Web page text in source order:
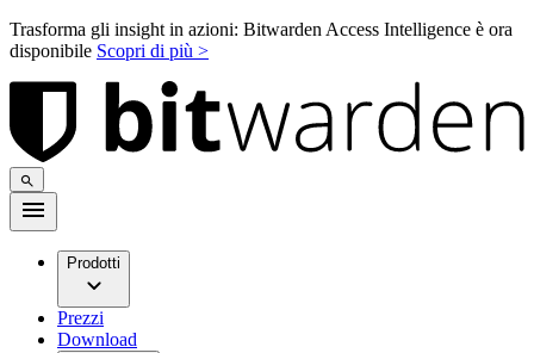
Trasforma gli insight in azioni: Bitwarden Access Intelligence è ora
disponibile Scopri di più >
Prodotti
Prezzi
Download